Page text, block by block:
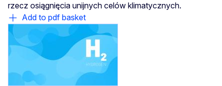
rzecz osiągnięcia unijnych celów klimatycznych.
Add to pdf basket